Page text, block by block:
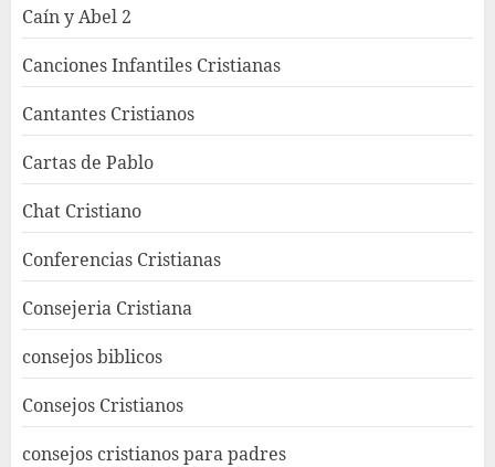
Caín y Abel 2
Canciones Infantiles Cristianas
Cantantes Cristianos
Cartas de Pablo
Chat Cristiano
Conferencias Cristianas
Consejeria Cristiana
consejos biblicos
Consejos Cristianos
consejos cristianos para padres